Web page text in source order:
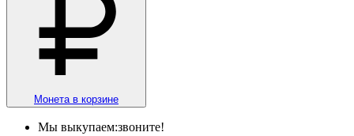
Монета в корзине
Мы выкупаем:звоните!